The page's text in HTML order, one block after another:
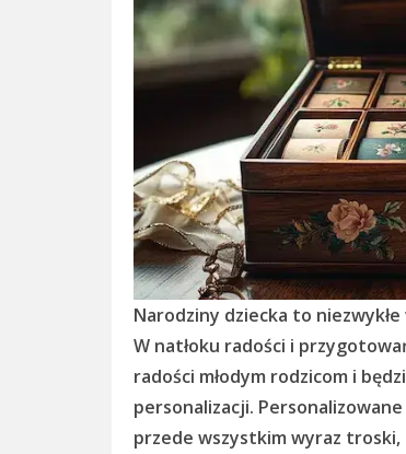
Narodziny dziecka to
W natłoku radości i
radości młodym rodzicom i
personalizacji.
przede wszystkim wyraz troski,